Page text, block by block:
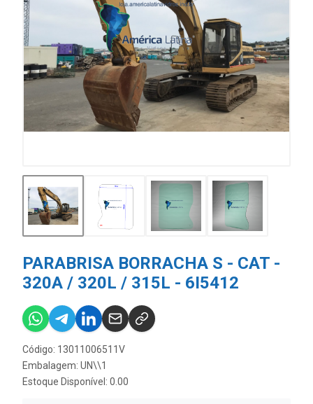
PARABRISA BORRACHA S - CAT -
320A / 320L / 315L - 6I5412
Código: 13011006511V
Embalagem: UN\\1
Estoque Disponível: 0.00